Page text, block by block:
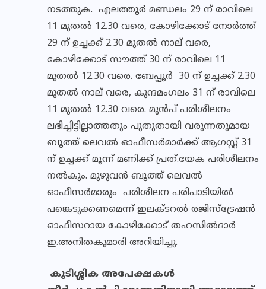
നടത്തുക. എലത്തൂര്‍ മണ്ഡലം 29 ന് രാവിലെ
11 മുതല്‍ 12.30 വരെ, കോഴിക്കോട് നോര്‍ത്ത്
29 ന് ഉച്ചക്ക് 2.30 മുതല്‍ നാല് വരെ,
കോഴിക്കോട് സൗത്ത് 30 ന് രാവിലെ 11
മുതല്‍ 12.30 വരെ. ബേപ്പൂര്‍ 30 ന് ഉച്ചക്ക് 2.30
മുതല്‍ നാല് വരെ, കുന്ദമംഗലം 31 ന് രാവിലെ
11 മുതല്‍ 12.30 വരെ. മുന്‍പ് പരിശീലനം
ലഭിച്ചിട്ടില്ലാത്തതും പുതുതായി വരുന്നതുമായ
ബൂത്ത് ലെവല്‍ ഓഫീസര്‍മാര്‍ക്ക് ആഗസ്റ്റ് 31
ന് ഉച്ചക്ക് മൂന്ന് മണിക്ക് പ്രത്.യേക പരിശീലനം
നല്‍കും. മുഴുവന്‍ ബൂത്ത് ലെവല്‍
ഓഫീസര്‍മാരും പരിശീലന പരിപാടിയില്‍
പങ്കെടുക്കണമെന്ന് ഇലക്ടറല്‍ രജിസ്ട്രേഷന്‍
ഓഫീസറായ കോഴിക്കോട് തഹസില്‍ദാര്‍
ഇ.അനിതകുമാരി അറിയിച്ചു.
കുടിശ്ശിക അപേക്ഷകള്‍